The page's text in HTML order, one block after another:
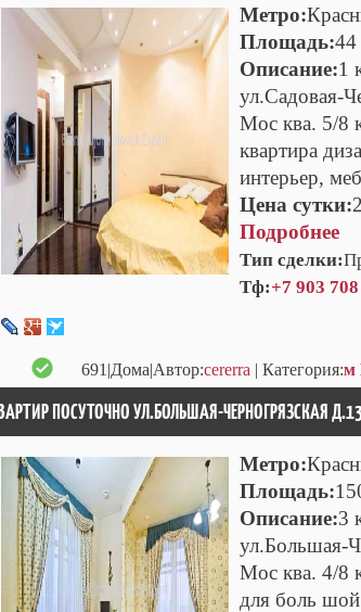
Метро:
Площадь:44
Описание:1
ул.Садовая-
Мос ква. 5/8
квартира
интерьер,
Цена сутки:
Подробнее
Тип сделки:
Тф:+7 903
691 |Дома|Автор:cererra | Категория:м
ПОСУТОЧНО УЛ.БОЛЬШАЯ-ЧЕРНОГРЯЗСКАЯ
Метро:
Площадь:
Описание:3
ул.Большая-
Мос ква. 4/8
для боль